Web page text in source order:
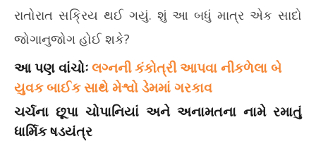
રાતોરાત સક્રિય થઈ ગયું. શું આ બધું માત્ર એક સાદો
જોગાનુજોગ હોઈ શકે?
આ પણ વાંચોઃલગ્નની કંકોત્રી આપવા નીકળેલા બે
યુવક બાઈક સાથે મેશ્વો ડેમમાં ગરકાવ
ચર્ચના છૂપા ચોપાનિયાં અને અનામતના નામે રમાતું
ધાર્મિક ષડયંત્ર